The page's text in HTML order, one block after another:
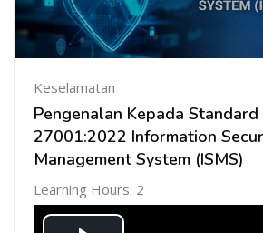
Keselamatan
Pengenalan Kepada Standard
27001:2022 Information
Management System (ISMS)
Learning Hours: 2